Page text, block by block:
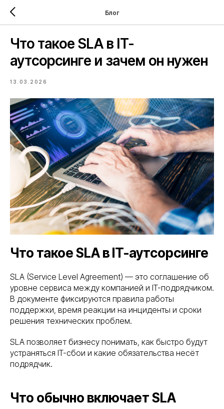
Блог
Что такое SLA в IT-
аутсорсинге и зачем он нужен
13.03.2026
Что такое SLA в IT-аутсорсинге
SLA (Service Level Agreement) — это соглашение об
уровне сервиса между компанией и IT-подрядчиком.
В документе фиксируются правила работы
поддержки, время реакции на инциденты и сроки
решения технических проблем.
SLA позволяет бизнесу понимать, как быстро будут
устраняться IT-сбои и какие обязательства несёт
подрядчик.
Что обычно включает SLA